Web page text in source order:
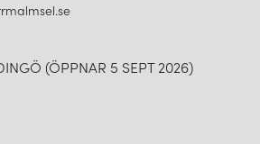
(ÖPPNAR 5 SEPT 2026)